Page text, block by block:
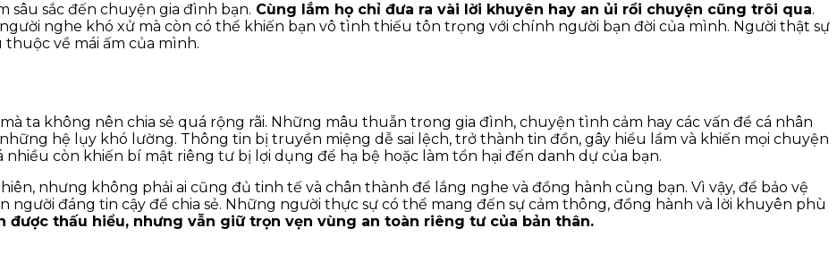
sâu sắc đến chuyện gia đình bạn. Cùng lắm họ chỉ đưa ra vài lời khuyên hay an ủi rồi chuyện cũng trôi qua.
nghe khó xử mà còn có thể khiến bạn vô tình thiếu tôn trọng với chính người bạn đời của mình. Người thật sự
về mái ấm của mình.
ta không nên chia sẻ quá rộng rãi. Những mâu thuẫn trong gia đình, chuyện tình cảm hay các vấn đề cá nhân
hệ lụy khó lường. Thông tin bị truyền miệng dễ sai lệch, trở thành tin đồn, gây hiểu lầm và khiến mọi chuyện
còn khiến bí mật riêng tư bị lợi dụng để hạ bệ hoặc làm tổn hại đến danh dự của bạn.
nhưng không phải ai cũng đủ tinh tế và chân thành để lắng nghe và đồng hành cùng bạn. Vì vậy, để bảo vệ
người đáng tin cậy để chia sẻ. Những người thực sự có thể mang đến sự cảm thông, đồng hành và lời khuyên phù
được thấu hiểu, nhưng vẫn giữ trọn vẹn vùng an toàn riêng tư của bản thân.